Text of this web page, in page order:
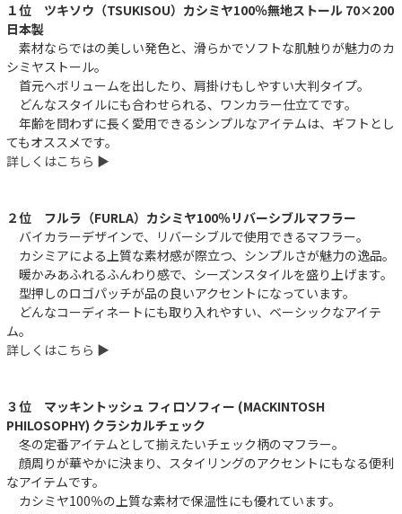
１位 ツキソウ（TSUKISOU）カシミヤ100％無地ストール 70×200
日本製
素材ならではの美しい発色と、滑らかでソフトな肌触りが魅力のカ
シミヤストール。
首元へボリュームを出したり、肩掛けもしやすい大判タイプ。
どんなスタイルにも合わせられる、ワンカラー仕立てです。
年齢を問わずに長く愛用できるシンプルなアイテムは、ギフトとし
てもオススメです。
詳しくはこちら ▶︎
２位 フルラ（FURLA）カシミヤ100％リバーシブルマフラー
バイカラーデザインで、リバーシブルで使用できるマフラー。
カシミアによる上質な素材感が際立つ、シンプルさが魅力の逸品。
暖かみあふれるふんわり感で、シーズンスタイルを盛り上げます。
型押しのロゴパッチが品の良いアクセントになっています。
どんなコーディネートにも取り入れやすい、ベーシックなアイテ
ム。
詳しくはこちら ▶︎
３位 マッキントッシュ フィロソフィー (MACKINTOSH
PHILOSOPHY) クラシカルチェック
冬の定番アイテムとして揃えたいチェック柄のマフラー。
顔周りが華やかに決まり、スタイリングのアクセントにもなる便利
なアイテムです。
カシミヤ100％の上質な素材で保温性にも優れています。